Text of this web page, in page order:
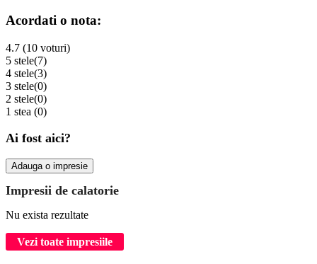
Acordati o nota:
4.7 (10 voturi)
5 stele(7)
4 stele(3)
3 stele(0)
2 stele(0)
1 stea (0)
Ai fost aici?
Adauga o impresie
Impresii de calatorie
Nu exista rezultate
Vezi toate impresiile